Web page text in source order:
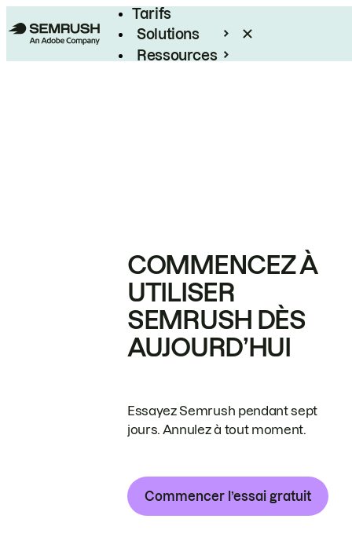
Tarifs
Solutions
Ressources
COMMENCEZ À
UTILISER
SEMRUSH DÈS
AUJOURD’HUI
Essayez Semrush pendant sept
jours. Annulez à tout moment.
Commencer l’essai gratuit